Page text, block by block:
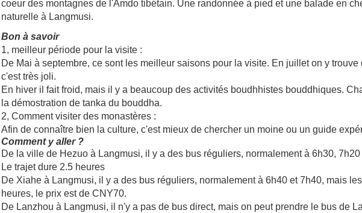
coeur des montagnes de l'Amdo tibétain. Une randonnée à pied et une balade en
naturelle à Langmusi.
Bon à savoir
1, meilleur période pour la visite :
De Mai à septembre, ce sont les meilleur saisons pour la visite. En juillet on y
c'est très joli.
En hiver il fait froid, mais il y a beaucoup des activités boudhhistes bouddhiques.
la démostration de tanka du bouddha.
2, Comment visiter des monastères :
Afin de connaître bien la culture, c'est mieux de chercher un moine ou un guide
Comment y aller ?
De la ville de Hezuo à Langmusi, il y a des bus réguliers, normalement à 6h30,
Le trajet dure 2.5 heures
De Xiahe à Langmusi, il y a des bus réguliers, normalement à 6h40 et 7h40, mais
heures, le prix est de CNY70.
De Lanzhou à Langmusi, il n'y a pas de bus direct, mais on peut prendre le bus de